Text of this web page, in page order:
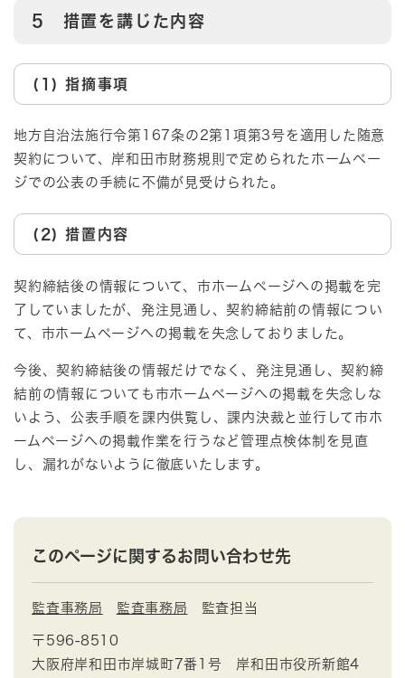
5 措置を講じた内容
(1) 指摘事項
地方自治法施行令第167条の2第1項第3号を適用した随意
契約について、岸和田市財務規則で定められたホームペー
ジでの公表の手続に不備が見受けられた。
(2) 措置内容
契約締結後の情報について、市ホームページへの掲載を完
了していましたが、発注見通し、契約締結前の情報につい
て、市ホームページへの掲載を失念しておりました。
今後、契約締結後の情報だけでなく、発注見通し、契約締
結前の情報についても市ホームページへの掲載を失念しな
いよう、公表手順を課内供覧し、課内決裁と並行して市ホ
ームページへの掲載作業を行うなど管理点検体制を見直
し、漏れがないように徹底いたします。
このページに関するお問い合わせ先
監査事務局 監査事務局 監査担当
〒596-8510
大阪府岸和田市岸城町7番1号 岸和田市役所新館4